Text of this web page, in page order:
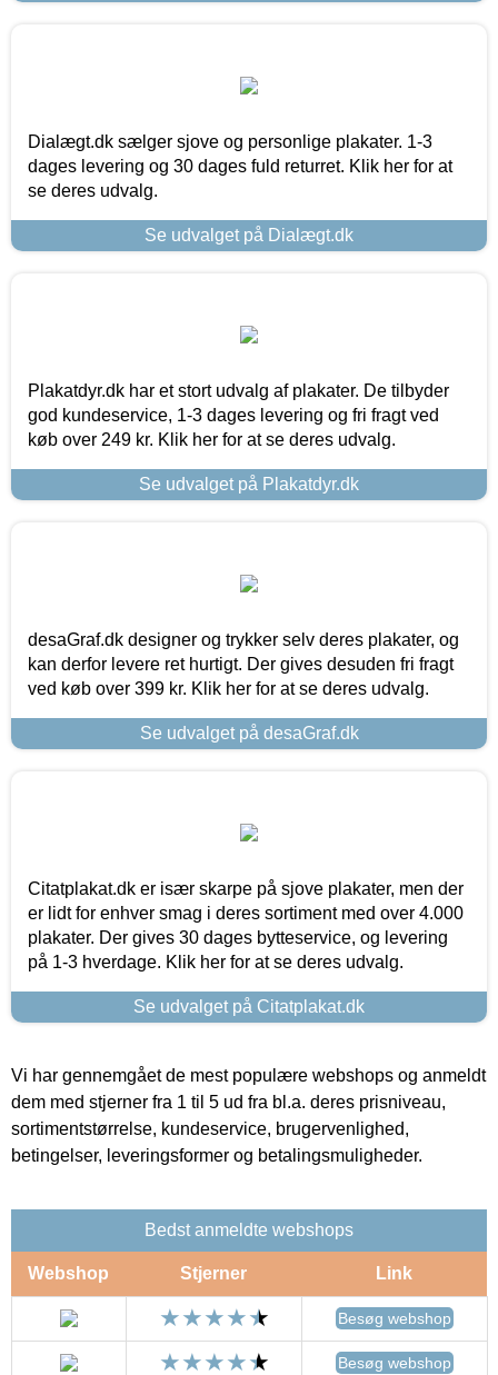
Dialægt.dk sælger sjove og personlige plakater. 1-3
dages levering og 30 dages fuld returret. Klik her for at
se deres udvalg.
Se udvalget på Dialægt.dk
Plakatdyr.dk har et stort udvalg af plakater. De tilbyder
god kundeservice, 1-3 dages levering og fri fragt ved
køb over 249 kr. Klik her for at se deres udvalg.
Se udvalget på Plakatdyr.dk
desaGraf.dk designer og trykker selv deres plakater, og
kan derfor levere ret hurtigt. Der gives desuden fri fragt
ved køb over 399 kr. Klik her for at se deres udvalg.
Se udvalget på desaGraf.dk
Citatplakat.dk er især skarpe på sjove plakater, men der
er lidt for enhver smag i deres sortiment med over 4.000
plakater. Der gives 30 dages bytteservice, og levering
på 1-3 hverdage. Klik her for at se deres udvalg.
Se udvalget på Citatplakat.dk
Vi har gennemgået de mest populære webshops og anmeldt
dem med stjerner fra 1 til 5 ud fra bl.a. deres prisniveau,
sortimentstørrelse, kundeservice, brugervenlighed,
betingelser, leveringsformer og betalingsmuligheder.
Bedst anmeldte webshops
Webshop Stjerner Link
Besøg webshop
Besøg webshop